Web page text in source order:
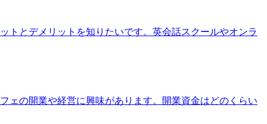
トとデメリットを知りたいです。英会話スクールやオンラ
ェの開業や経営に興味があります。開業資金はどのくらい